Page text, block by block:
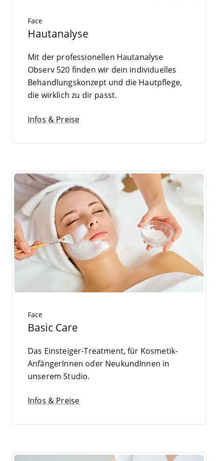
Face
Hautanalyse
Mit der pro­fes­sio­nel­len Haut­ana­ly­se
Observ 520 fin­den wir dein indi­vi­du­el­les
Behand­lungs­kon­zept und die Haut­pfle­ge,
die wirk­lich zu dir passt.
Infos & Preise
Face
Basic Care
Das Ein­stei­ger-Tre­at­ment, für Kos­me­tik-
Anfän­ge­rIn­nen oder Neu­kun­dIn­nen in
unse­rem Studio.
Infos & Preise